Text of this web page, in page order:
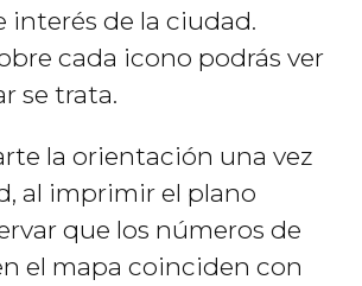
interés de la ciudad.
cada icono podrás ver
se trata.
la orientación una vez
al imprimir el plano
que los números de
el mapa coinciden con